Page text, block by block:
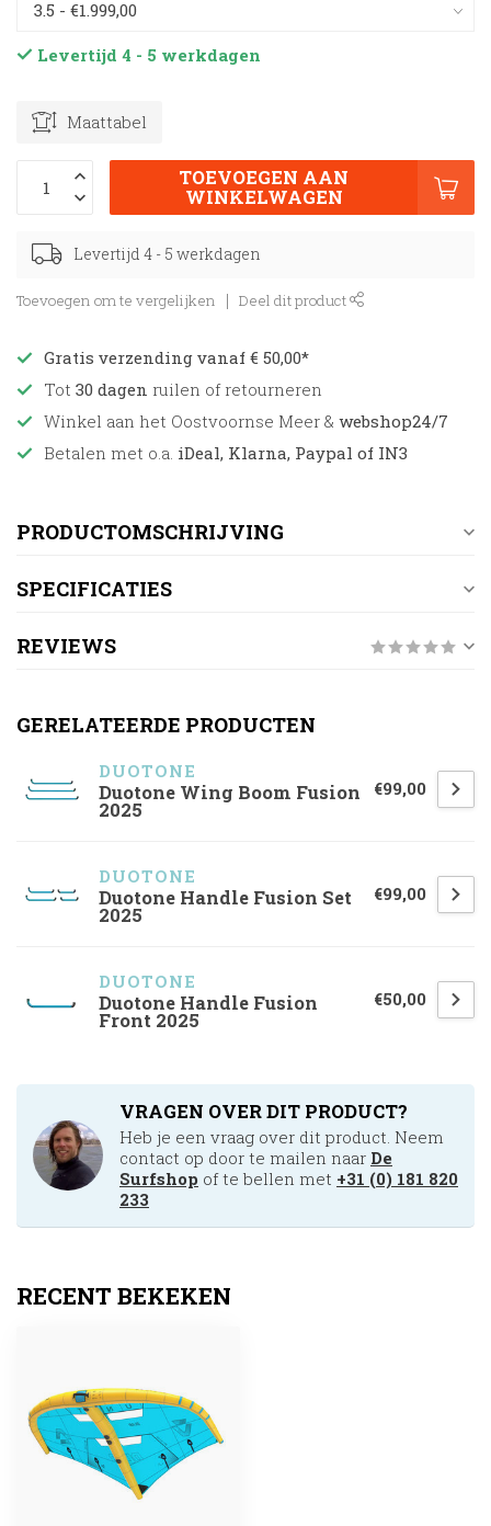
Levertijd 4 - 5 werkdagen
Maattabel
TOEVOEGEN AAN
WINKELWAGEN
Levertijd 4 - 5 werkdagen
Toevoegen om te vergelijken Deel dit product
Gratis verzending vanaf € 50,00*
Tot 30 dagen ruilen of retourneren
Winkel aan het Oostvoornse Meer & webshop24/7
Betalen met o.a. iDeal, Klarna, Paypal of IN3
PRODUCTOMSCHRIJVING
SPECIFICATIES
REVIEWS
GERELATEERDE PRODUCTEN
DUOTONE
Duotone Wing Boom Fusion
2025
€99,00
DUOTONE
Duotone Handle Fusion Set
2025
€99,00
DUOTONE
Duotone Handle Fusion
Front 2025
€50,00
VRAGEN OVER DIT PRODUCT?
Heb je een vraag over dit product. Neem
contact op door te mailen naar De
Surfshop of te bellen met +31 (0) 181 820
233
RECENT BEKEKEN